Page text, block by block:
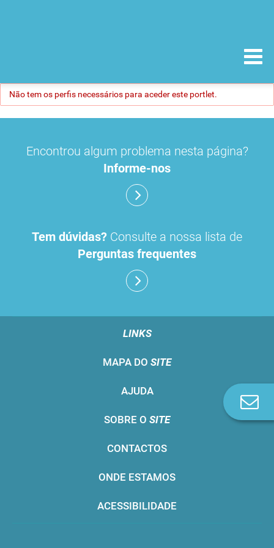
Não tem os perfis necessários para aceder este portlet.
Encontrou algum problema nesta página?
Informe-nos
Tem dúvidas? Consulte a nossa lista de
Perguntas frequentes
LINKS
MAPA DO SITE
AJUDA
SOBRE O SITE
CONTACTOS
ONDE ESTAMOS
ACESSIBILIDADE